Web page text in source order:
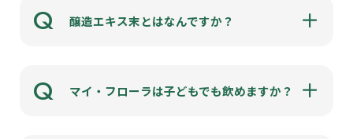
Q 醸造エキス末とはなんですか？
Q マイ・フローラは子どもでも飲めますか？